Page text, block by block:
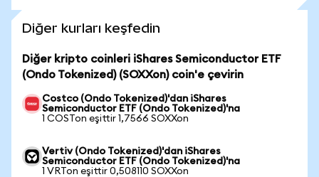
Diğer kurları keşfedin
Diğer kripto coinleri iShares Semiconductor ETF
(Ondo Tokenized) (SOXXon) coin'e çevirin
Costco (Ondo Tokenized)'dan iShares
Semiconductor ETF (Ondo Tokenized)'na
1 COSTon eşittir 1,7566 SOXXon
Vertiv (Ondo Tokenized)'dan iShares
Semiconductor ETF (Ondo Tokenized)'na
1 VRTon eşittir 0,508110 SOXXon